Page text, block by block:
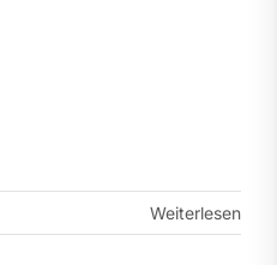
Weiterlesen